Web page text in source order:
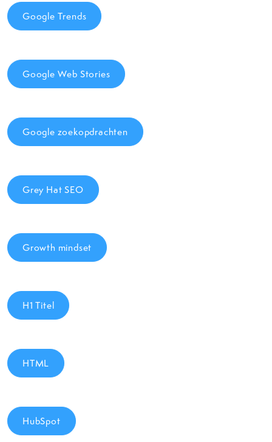
Google Trends
Google Web Stories
Google zoekopdrachten
Grey Hat SEO
Growth mindset
H1 Titel
HTML
HubSpot